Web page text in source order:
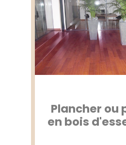
Plancher ou
en bois